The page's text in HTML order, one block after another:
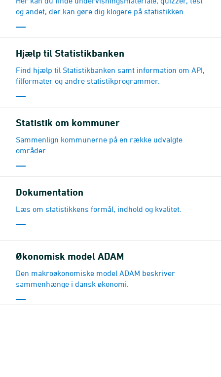
og andet, der kan gøre dig klogere på statistikken.
Hjælp til Statistikbanken
Find hjælp til Statistikbanken samt information om API,
filformater og andre statistikprogrammer.
Statistik om kommuner
Sammenlign kommunerne på en række udvalgte
områder.
Dokumentation
Læs om statistikkens formål, indhold og kvalitet.
Økonomisk model ADAM
Den makroøkonomiske model ADAM beskriver
sammenhænge i dansk økonomi.